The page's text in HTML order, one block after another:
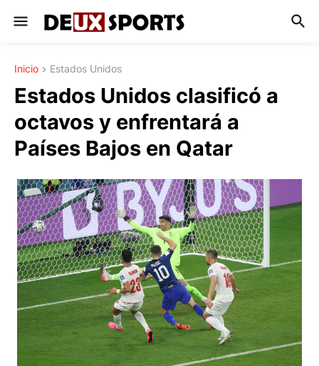
Inicio Estados Unidos
Estados Unidos clasificó a
octavos y enfrentará a
Países Bajos en Qatar